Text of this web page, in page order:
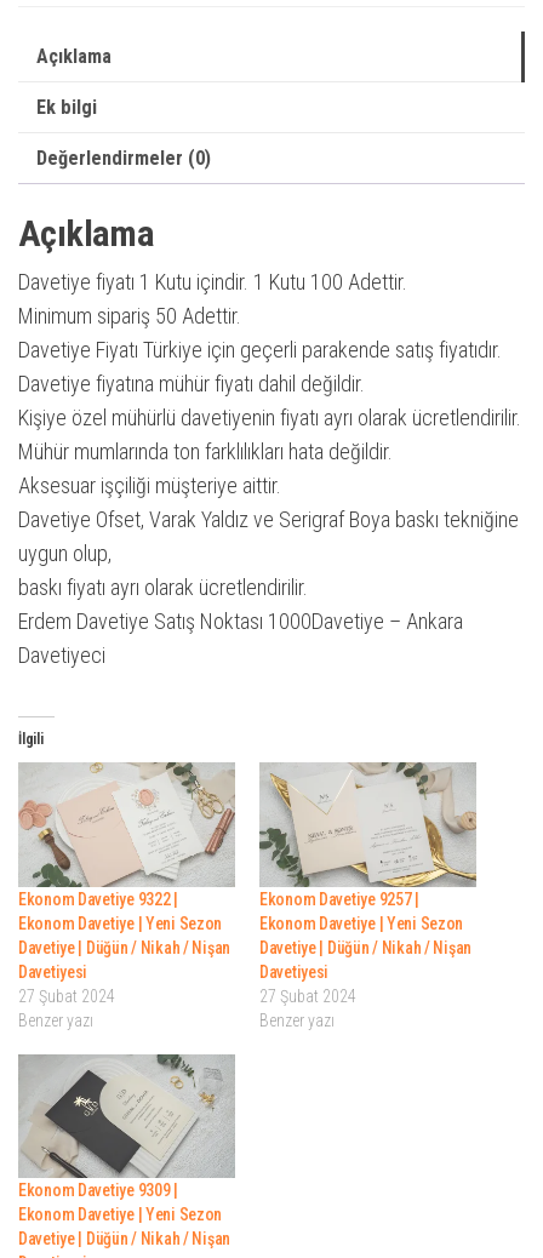
Açıklama
Ek bilgi
Değerlendirmeler (0)
Açıklama
Davetiye fiyatı 1 Kutu içindir. 1 Kutu 100 Adettir.
Minimum sipariş 50 Adettir.
Davetiye Fiyatı Türkiye için geçerli parakende satış fiyatıdır.
Davetiye fiyatına mühür fiyatı dahil değildir.
Kişiye özel mühürlü davetiyenin fiyatı ayrı olarak ücretlendirilir.
Mühür mumlarında ton farklılıkları hata değildir.
Aksesuar işçiliği müşteriye aittir.
Davetiye Ofset, Varak Yaldız ve Serigraf Boya baskı tekniğine
uygun olup,
baskı fiyatı ayrı olarak ücretlendirilir.
Erdem Davetiye Satış Noktası 1000Davetiye – Ankara
Davetiyeci
İlgili
Ekonom Davetiye 9322 |
Ekonom Davetiye | Yeni Sezon
Davetiye | Düğün / Nikah / Nişan
Davetiyesi
27 Şubat 2024
Benzer yazı
Ekonom Davetiye 9257 |
Ekonom Davetiye | Yeni Sezon
Davetiye | Düğün / Nikah / Nişan
Davetiyesi
27 Şubat 2024
Benzer yazı
Ekonom Davetiye 9309 |
Ekonom Davetiye | Yeni Sezon
Davetiye | Düğün / Nikah / Nişan